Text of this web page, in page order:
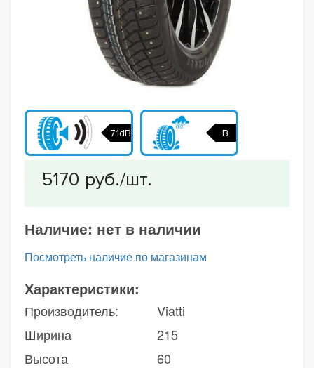
71dB B
Наличие: нет в наличии
Посмотреть наличие по магазинам
Характеристики:
Производитель:
Viatti
Ширина
215
Высота
60